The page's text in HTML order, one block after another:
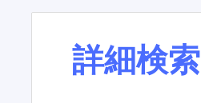
詳細検索